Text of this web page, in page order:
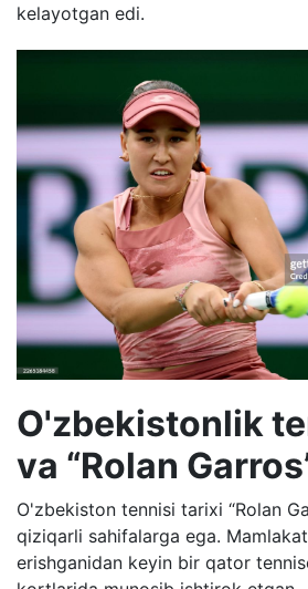
kelayotgan edi.
O'zbekistonlik
va “Rolan
O'zbekiston tennisi tarixi “Rolan
qiziqarli sahifalarga ega.
erishganidan keyin bir qator